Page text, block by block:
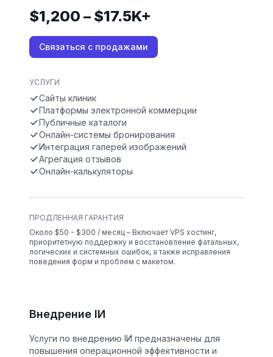
$1,200 – $17.5K+
Связаться с продажами
УСЛУГИ
Сайты клиник
Платформы электронной коммерции
Публичные каталоги
Онлайн-системы бронирования
Интеграция галерей изображений
Агрегация отзывов
Онлайн-калькуляторы
ПРОДЛЕННАЯ ГАРАНТИЯ
Около $50 - $300 / месяц – Включает VPS хостинг,
приоритетную поддержку и восстановление фатальных,
логических и системных ошибок, а также исправления
поведения форм и проблем с макетом.
Внедрение IИ
Услуги по внедрению IИ предназначены для
повышения операционной эффективности и